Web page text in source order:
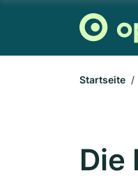
Startseite
Die